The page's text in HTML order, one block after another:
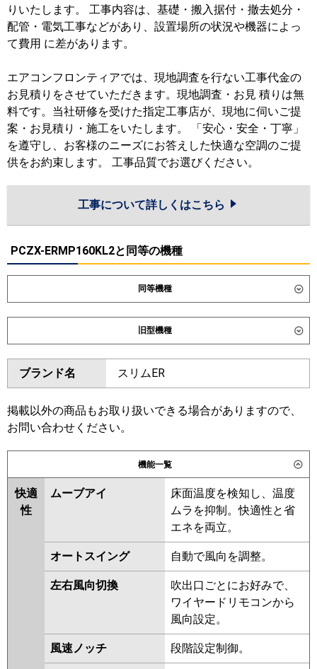
りいたします。 工事内容は、基礎・搬入据付・撤去処分・
配管・電気工事などがあり、設置場所の状況や機器によっ
て費用 に差があります。
エアコンフロンティアでは、現地調査を行ない工事代金の
お見積りをさせていただきます。現地調査・お見 積りは無
料です。当社研修を受けた指定工事店が、現地に伺いご提
案・お見積り・施工をいたします。 「安心・安全・丁寧」
を遵守し、お客様のニーズにお答えした快適な空調のご提
供をお約束します。 工事品質でお選びください。
工事について詳しくはこちら
PCZX-ERMP160KL2と同等の機種
同等機種
ダイキン SZRH160CND SZRH160CD
SZRHU160CD
東芝 GPHB16011MUB
GCEB16011XU GCEB16011MUB
GCSB16014MUB
PCZX-HRMP160K6
HRMP160KL6 PCZX-
ERMP160KL6 PCZX-ERMP160K6
RPC-GP160RHNP5 RPC-
GP160RSHP11
三菱重工 FDEV1606HP6S
PA-P160T7KDNC
PA-
P160T7KDNCX PA-P160T7KDC
PA-P160T7HDNCX PA-
P160T7HDC PA-P160T7HDNC
旧型機種
ダイキン SZRT160BYD SZRH160BYD
SZRH160BYND
SZRT160BJD SZRH160BJD
SZRH160BJND SZRJH160BJD
SZRU160BJD
SDRT160BD
SDRH160BND SDRU160BD
SDRU160BND SDRHU160BD
SZRT160BFD SZRH160BFD
SZRH160BFND SZRU160BFD
SZRU160BFND SZRHU160BFD
SZRT160BCD SZRHU160BCD
SZRH160BCD SZRH160BCND
SZRU160BCD SZRU160BCND
RPSB16034MUB RCSB16044MUB
RCSB16044XU RPHB16031MUB
RPSB16033MUB
RCHB16041MUB
ブランド名 スリムER
掲載以外の商品もお取り扱いできる場合がありますので、
お問い合わせください。
機能一覧
快適
性
ムーブアイ
床面温度を検知し、温度
ムラを抑制。快適性と省
エネを両立。
オートスイング 自動で風向を調整。
左右風向切換
吹出口ごとにお好みで、
ワイヤードリモコンから
風向設定。
風速ノッチ 段階設定制御。